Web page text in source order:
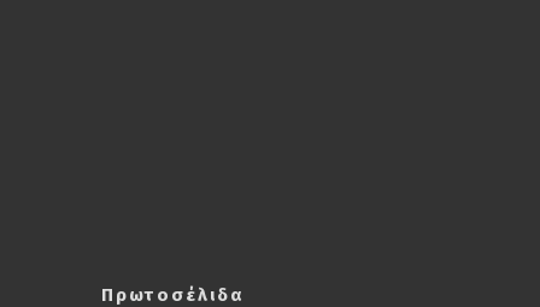
Πρωτοσέλιδα